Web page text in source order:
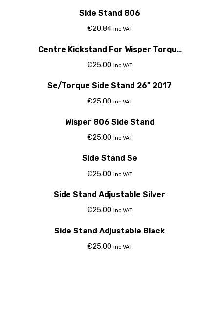
Side Stand 806
€20.84 inc VAT
Centre Kickstand For Wisper Torque
& Se Bikes
€25.00 inc VAT
Se/Torque Side Stand 26" 2017
€25.00 inc VAT
Wisper 806 Side Stand
€25.00 inc VAT
Side Stand Se
€25.00 inc VAT
Side Stand Adjustable Silver
€25.00 inc VAT
Side Stand Adjustable Black
€25.00 inc VAT